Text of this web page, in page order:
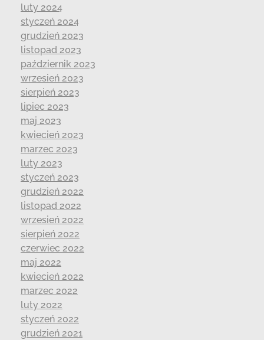
luty 2024
styczeń 2024
grudzień 2023
listopad 2023
październik 2023
wrzesień 2023
sierpień 2023
lipiec 2023
maj 2023
kwiecień 2023
marzec 2023
luty 2023
styczeń 2023
grudzień 2022
listopad 2022
wrzesień 2022
sierpień 2022
czerwiec 2022
maj 2022
kwiecień 2022
marzec 2022
luty 2022
styczeń 2022
grudzień 2021